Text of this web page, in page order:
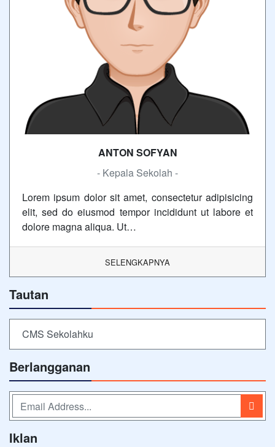
ANTON SOFYAN
- Kepala Sekolah -
Lorem ipsum dolor sit amet, consectetur adipisicing
elit, sed do eiusmod tempor incididunt ut labore et
dolore magna aliqua. Ut…
SELENGKAPNYA
Tautan
CMS Sekolahku
Berlangganan
Iklan